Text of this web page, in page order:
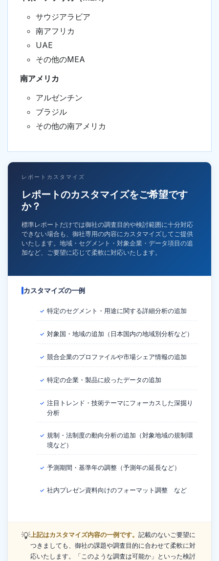
サウジアラビア
南アフリカ
UAE
その他のMEA
南アメリカ
アルゼンチン
ブラジル
その他の南アメリカ
レポートカスタマイズ
レポートのカスタマイズをご希望です
か？
標準レポートだけでは御社の調査目的や検討範囲に十分対応
できない場合も、御社専用の内容にカスタマイズしてご提供
いたします。地域・セグメント・対象企業・データ項目の追
加など、ご要望に応じて柔軟に対応いたします。
カスタマイズの一例
✓ 特定のセグメント・用途に関する詳細分析の追加
✓ 対象国・地域の追加（日本国内の地域別分析など）
✓ 競合企業のプロファイルや市場シェア情報の追加
✓ 特定の企業・製品に絞ったデータの追加
✓ 注目トレンド・技術テーマにフォーカスした深掘り
分析
✓ 規制・法制度の動向分析の追加（対象地域の規制環
境など）
✓ 予測期間・基準年の調整（予測年の延長など）
✓ 社内プレゼン資料向けのフォーマット調整 など
💡上記はカスタマイズ内容の一例です。 記載のないご要望に
つきましても、御社の課題や調査目的に合わせて柔軟に対
応いたします。「このような調査は可能か」といった検討